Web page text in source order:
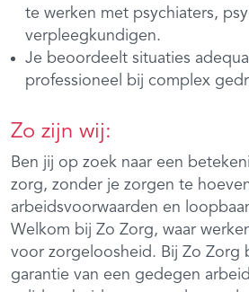
te werken met psychiaters,
verpleegkundigen.
Je beoordeelt situaties
professioneel bij complex
Zo zijn wij:
Ben jij op zoek naar een
zorg, zonder je zorgen te
arbeidsvoorwaarden en
Welkom bij Zo Zorg, waar
voor zorgeloosheid. Bij Zo Zorg
garantie van een gedegen